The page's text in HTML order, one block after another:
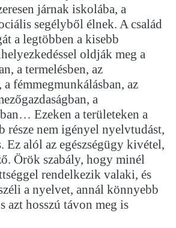
járnak iskolába, a
segélyből élnek. A család
a legtöbben a kisebb
oldják meg a
a termelésben, az
a fémmegmunkálásban, az
a
Ezeken a területeken a
része nem igényel nyelvtudást,
Ez alól az egészségügy kivétel,
Örök szabály, hogy minél
rendelkezik valaki, és
a nyelvet, annál könnyebb
azt hosszú távon meg is